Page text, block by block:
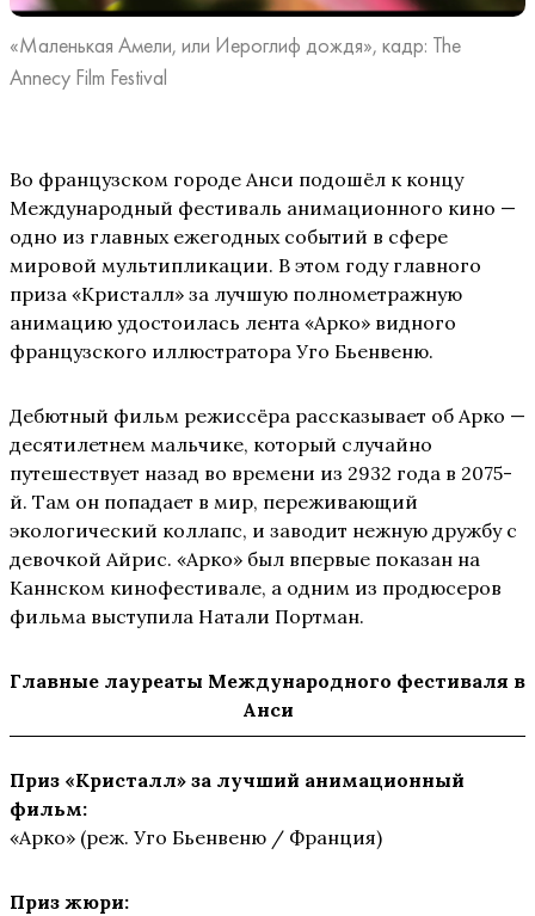
«Маленькая Амели, или Иероглиф дождя», кадр: The
Annecy Film Festival
Во французском городе Анси подошёл к концу
Международный фестиваль анимационного кино —
одно из главных ежегодных событий в сфере
мировой мультипликации. В этом году главного
приза «Кристалл» за лучшую полнометражную
анимацию удостоилась лента «Арко» видного
французского иллюстратора Уго Бьенвеню.
Дебютный фильм режиссёра рассказывает об Арко —
десятилетнем мальчике, который случайно
путешествует назад во времени из 2932 года в 2075-
й. Там он попадает в мир, переживающий
экологический коллапс, и заводит нежную дружбу с
девочкой Айрис. «Арко» был впервые показан на
Каннском кинофестивале, а одним из продюсеров
фильма выступила Натали Портман.
Главные лауреаты Международного фестиваля в
Анси
Приз «Кристалл» за лучший анимационный
фильм:
«Арко» (реж. Уго Бьенвеню / Франция)
Приз жюри: